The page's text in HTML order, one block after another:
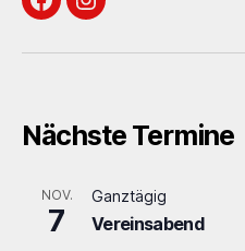
FacebookInstagram
Nächste Termine
NOV.
7
Ganztägig
Vereinsabend